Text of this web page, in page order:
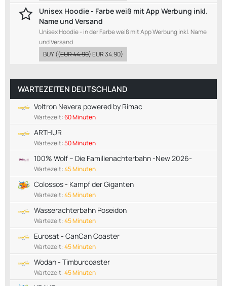
Unisex Hoodie - Farbe weiß mit App Werbung inkl.
Name und Versand
Unisex Hoodie - in der Farbe weiß mit App Werbung inkl. Name
und Versand
BUY((EUR 44.90)EUR 34.90)
WARTEZEITEN DEUTSCHLAND
Voltron Nevera powered by Rimac
Wartezeit:60 Minuten
ARTHUR
Wartezeit:50 Minuten
100% Wolf – Die Familienachterbahn -New 2026-
Wartezeit:45 Minuten
Colossos - Kampf der Giganten
Wartezeit:45 Minuten
Wasserachterbahn Poseidon
Wartezeit:45 Minuten
Eurosat - CanCan Coaster
Wartezeit:45 Minuten
Wodan - Timburcoaster
Wartezeit:45 Minuten